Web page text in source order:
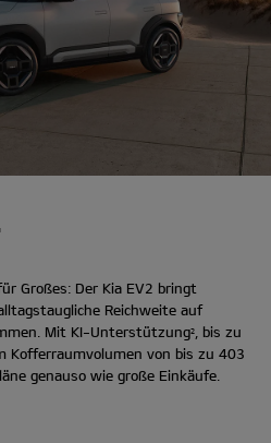
Großes: Der Kia EV2 bringt
Reichweite auf
Mit KI-Unterstützung2
, bis zu
Kofferraumvolumen von bis zu 403
genauso wie große Einkäufe.